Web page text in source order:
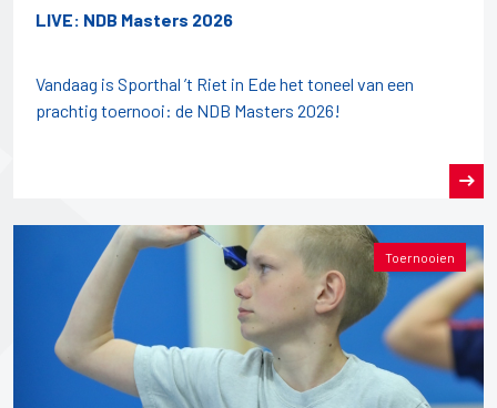
LIVE: NDB Masters 2026
Vandaag is Sporthal ’t Riet in Ede het toneel van een
prachtig toernooi: de NDB Masters 2026!
Toernooien